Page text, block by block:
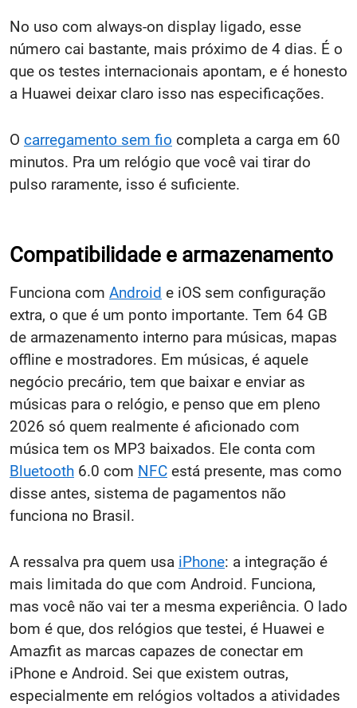
No uso com always-on display ligado, esse
número cai bastante, mais próximo de 4 dias. É o
que os testes internacionais apontam, e é honesto
a Huawei deixar claro isso nas especificações.
O carregamento sem fio completa a carga em 60
minutos. Pra um relógio que você vai tirar do
pulso raramente, isso é suficiente.
Compatibilidade e armazenamento
Funciona com Android e iOS sem configuração
extra, o que é um ponto importante. Tem 64 GB
de armazenamento interno para músicas, mapas
offline e mostradores. Em músicas, é aquele
negócio precário, tem que baixar e enviar as
músicas para o relógio, e penso que em pleno
2026 só quem realmente é aficionado com
música tem os MP3 baixados. Ele conta com
Bluetooth 6.0 com NFC está presente, mas como
disse antes, sistema de pagamentos não
funciona no Brasil.
A ressalva pra quem usa iPhone: a integração é
mais limitada do que com Android. Funciona,
mas você não vai ter a mesma experiência. O lado
bom é que, dos relógios que testei, é Huawei e
Amazfit as marcas capazes de conectar em
iPhone e Android. Sei que existem outras,
especialmente em relógios voltados a atividades